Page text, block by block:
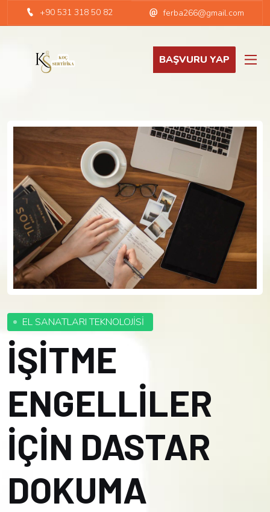
+90 531 318 50 82 ferba266@gmail.com
BAŞVURU YAP
EL SANATLARI TEKNOLOJİSİ
İŞİTME
ENGELLİLER
İÇİN DASTAR
DOKUMA